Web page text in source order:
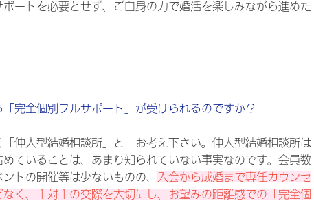
ートを必要とせず、ご自身の力で婚活を楽しみながら進めた
完全個別フルサポート」が受けられるのですか？
「仲人型結婚相談所」と お考え下さい。仲人型結婚相談所は
ていることは、あまり知られていない事実なのです。会員数
トの開催等は少ないものの、
入会から成婚まで専任カウンセ
く、１対１の交際を大切にし、お望みの距離感での「完全個